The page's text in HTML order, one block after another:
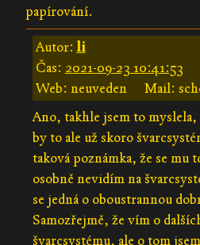
papírování.
Autor:li
Čas: 2021-09-23 10:41:53
Web: neuveden
Mail:
Ano, takhle jsem to
by to ale už skoro
taková poznámka, že se mu
osobně nevidím na
se jedná o oboustrannou
Samozřejmě, že vím o
švarcsystému, ale o tom